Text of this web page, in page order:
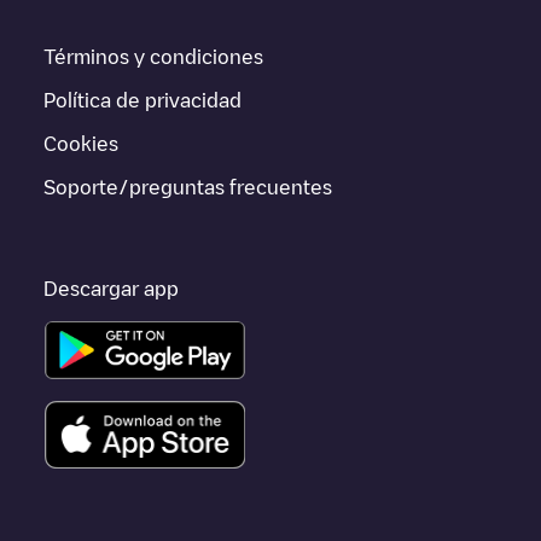
Si este cargador dePlatges de Fornells
Platges de Fornellso ir a otras ciudades como
Unknown city (temporary)
encuentran dentro de
Términos y condiciones
Política de privacidad
Cookies
Soporte/preguntas frecuentes
Descargar app